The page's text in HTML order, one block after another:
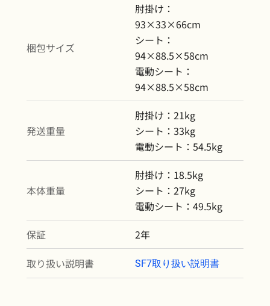
梱包サイズ
肘掛け：
93×33×66cm
シート：
94×88.5×58cm
電動シート：
94×88.5×58cm
発送重量
肘掛け：21kg
シート：33kg
電動シート：54.5kg
本体重量
肘掛け：18.5kg
シート：27kg
電動シート：49.5kg
保証
2年
取り扱い説明書
SF7取り扱い説明書